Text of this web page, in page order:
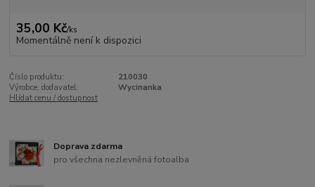
35,00 Kč/ks
Momentálně není k dispozici
Číslo produktu:
210030
Výrobce, dodavatel:
Wycinanka
Hlídat cenu / dostupnost
Doprava zdarma
pro všechna nezlevněná fotoalba